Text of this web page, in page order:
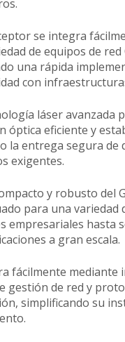
se integra
de equipos de red
una rápida
con
láser avanzada
óptica eficiente y
la entrega segura de
exigentes.
y robusto del
para una variedad
empresariales hasta
a gran escala.
fácilmente mediante
gestión de red y
simplificando su